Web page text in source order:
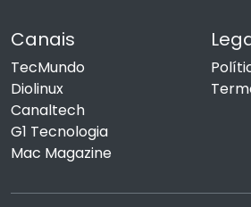
Canais
TecMundo
Diolinux
Canaltech
G1 Tecnologia
Mac Magazine